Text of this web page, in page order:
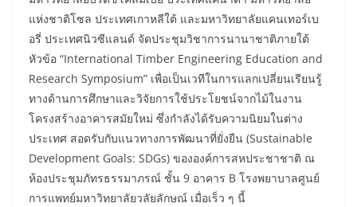
แห่งชาติโซล ประเทศเกาหลีใต้ และมหาวิทยาลัยแคนเทอร์เบ
อรี่ ประเทศนิวซีแลนด์ จัดประชุมวิชาการนานาชาติภายใต้
หัวข้อ “International Timber Engineering Education and
Research Symposium” เพื่อเป็นเวทีในการแลกเปลี่ยนเรียนรู้
ทางด้านการศึกษาและวิจัยการใช้ประโยชน์จากไม้ในงาน
โครงสร้างอาคารสมัยใหม่ ซึ่งกำลังได้รับความนิยมในต่าง
ประเทศ สอดรับกับแนวทางการพัฒนาที่ยั่งยืน (Sustainable
Development Goals: SDGs) ขององค์การสหประชาชาติ ณ
ห้องประชุมภัทรธรรมาภรณ์ ชั้น 9 อาคาร B โรงพยาบาลศูนย์
การแพทย์มหาวิทยาลัยวลัยลักษณ์ เมื่อเร็ว ๆ นี้